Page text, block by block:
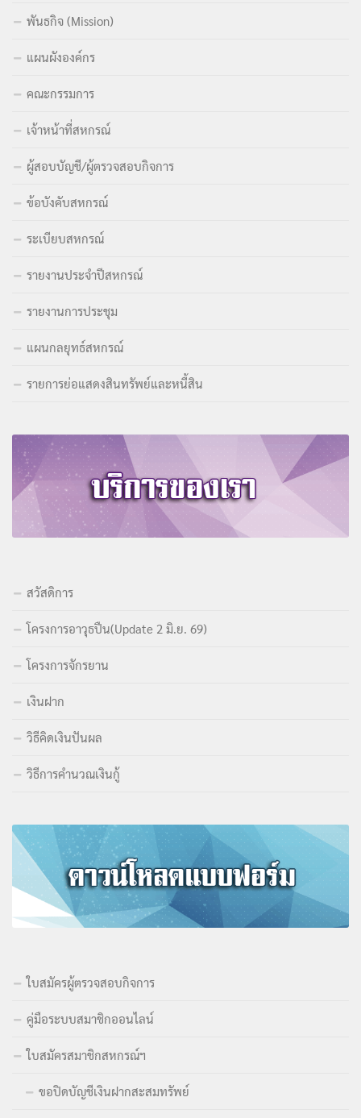
พันธกิจ (Mission)
แผนผังองค์กร
คณะกรรมการ
เจ้าหน้าที่สหกรณ์
ผู้สอบบัญชี/ผู้ตรวจสอบกิจการ
ข้อบังคับสหกรณ์
ระเบียบสหกรณ์
รายงานประจำปีสหกรณ์
รายงานการประชุม
แผนกลยุทธ์สหกรณ์
รายการย่อแสดงสินทรัพย์และหนี้สิน
สวัสดิการ
โครงการอาวุธปืน(Update 2 มิ.ย. 69)
โครงการจักรยาน
เงินฝาก
วิธีคิดเงินปันผล
วิธีการคำนวณเงินกู้
ใบสมัครผู้ตรวจสอบกิจการ
คู่มือระบบสมาชิกออนไลน์
ใบสมัครสมาชิกสหกรณ์ฯ
ขอปิดบัญชีเงินฝากสะสมทรัพย์